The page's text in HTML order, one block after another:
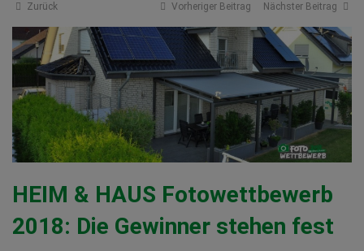
Zurück Vorheriger Beitrag Nächster Beitrag
HEIM & HAUS Fotowettbewerb
2018: Die Gewinner stehen fest